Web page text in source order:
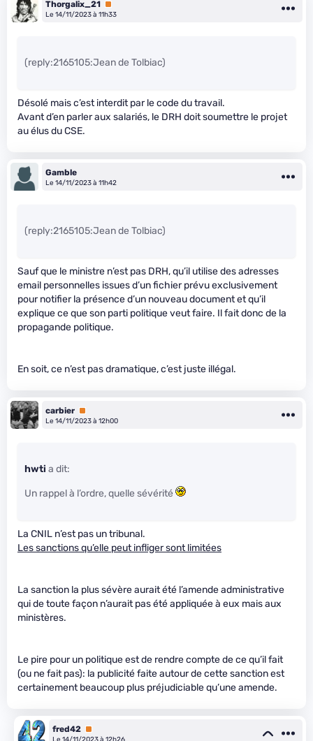
Thorgalix_21 Premium
Le 14/11/2023 à 11h33
(reply:2165105:Jean de Tolbiac)
Désolé mais c’est interdit par le code du travail.
Avant d’en parler aux salariés, le DRH doit soumettre le projet
au élus du CSE.
Gamble
Le 14/11/2023 à 11h42
(reply:2165105:Jean de Tolbiac)
Sauf que le ministre n’est pas DRH, qu’il utilise des adresses
email personnelles issues d’un fichier prévu exclusivement
pour notifier la présence d’un nouveau document et qu’il
explique ce que son parti politique veut faire. Il fait donc de la
propagande politique.
En soit, ce n’est pas dramatique, c’est juste illégal.
carbier Premium
Le 14/11/2023 à 12h00
hwti a dit:
Un rappel à l’ordre, quelle sévérité
La CNIL n’est pas un tribunal.
Les sanctions qu’elle peut infliger sont limitées
La sanction la plus sévère aurait été l’amende administrative
qui de toute façon n’aurait pas été appliquée à eux mais aux
ministères.
Le pire pour un politique est de rendre compte de ce qu’il fait
(ou ne fait pas): la publicité faite autour de cette sanction est
certainement beaucoup plus préjudiciable qu’une amende.
fred42 Premium